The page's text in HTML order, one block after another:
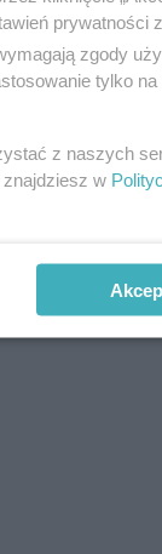
prywatności
zgody
tylko na
z naszych
znajdziesz w